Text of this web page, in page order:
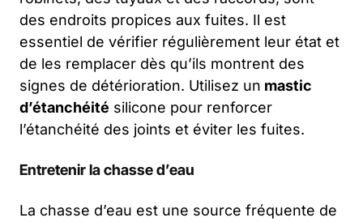
des endroits propices aux fuites. Il est
essentiel de vérifier régulièrement leur état et
de les remplacer dès qu’ils montrent des
signes de détérioration. Utilisez un mastic
d’étanchéité silicone pour renforcer
l’étanchéité des joints et éviter les fuites.
Entretenir la chasse d’eau
La chasse d’eau est une source fréquente de